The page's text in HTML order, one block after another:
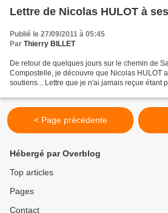
Lettre de Nicolas HULOT à
Publié le 27/09/2011 à 05:45
Par Thierry BILLET
De retour de quelques jours sur le chemin de
Compostelle, je découvre que Nicolas HULOT
soutiens... Lettre que je n'ai jamais reçue étant
< Page précédente
Hébergé par Overblog
Top articles
Pages
Contact